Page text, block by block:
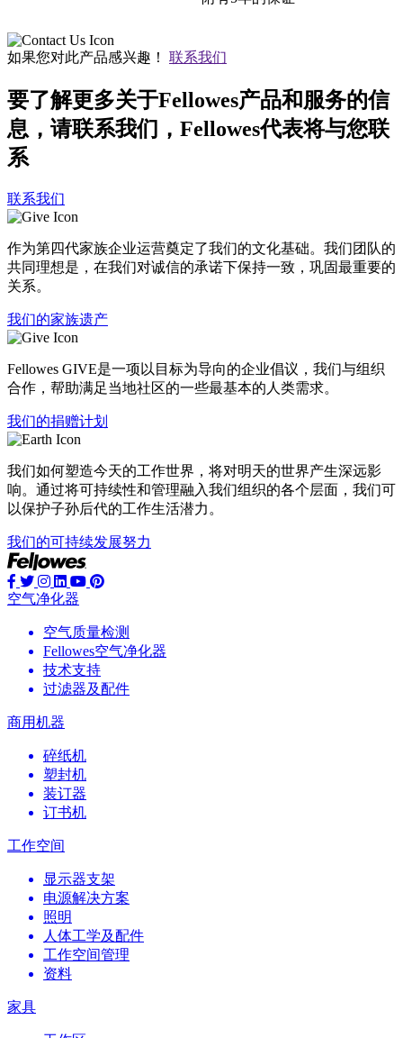
如果您对此产品感兴趣！ 联系我们
要了解更多关于Fellowes产品和服务的信
息，请联系我们，Fellowes代表将与您联
系
联系我们
作为第四代家族企业运营奠定了我们的文化基础。我们团队的
共同理想是，在我们对诚信的承诺下保持一致，巩固最重要的
关系。
我们的家族遗产
Fellowes GIVE是一项以目标为导向的企业倡议，我们与组织
合作，帮助满足当地社区的一些最基本的人类需求。
我们的捐赠计划
我们如何塑造今天的工作世界，将对明天的世界产生深远影
响。通过将可持续性和管理融入我们组织的各个层面，我们可
以保护子孙后代的工作生活潜力。
我们的可持续发展努力
空气净化器
空气质量检测
Fellowes空气净化器
技术支持
过滤器及配件
商用机器
碎纸机
塑封机
装订器
订书机
工作空间
显示器支架
电源解决方案
照明
人体工学及配件
工作空间管理
资料
家具